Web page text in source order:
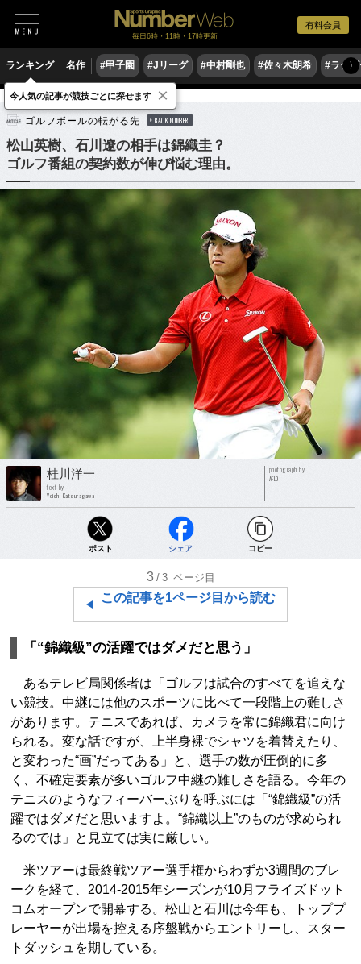
有料会員
毎日6時・11時・17時更新
ランキング 名作 #甲子園 #Jリーグ #中村剛也 #佐々木朗希 #ラグ〉
ゴルフ 男子ゴルフ
ゴルフボールの転がる先 BACK NUMBER
松山英樹、石川遼の相手は錦織圭？
ゴルフ番組の契約数が伸び悩む理由。
桂川洋一
text by
Yoichi Katsuragawa
photograph by
AFLO
ポスト シェア コピー
3 /3 ページ目
この記事を1ページ目から読む
「“錦織級”の活躍ではダメだと思う」
あるテレビ局関係者は「ゴルフは試合のすべてを追えな
い競技。中継には他のスポーツに比べて一段階上の難しさ
があります。テニスであれば、カメラを常に錦織君に向け
られる。変な話ですが、上半身裸でシャツを着替えたり、
と変わった“画”だってある」と、選手の数が圧倒的に多
く、不確定要素が多いゴルフ中継の難しさを語る。今年の
テニスのようなフィーバーぶりを呼ぶには「“錦織級”の活
躍ではダメだと思いますよ。“錦織以上”のものが求められ
るのでは」と見立ては実に厳しい。
米ツアーは最終戦ツアー選手権からわずか3週間のブレ
ークを経て、2014-2015年シーズンが10月フライズドット
コムオープンで開幕する。松山と石川は今年も、トッププ
レーヤーが出場を控える序盤戦からエントリーし、スター
トダッシュを期している。
今人気の記事が競技ごとに探せます ×